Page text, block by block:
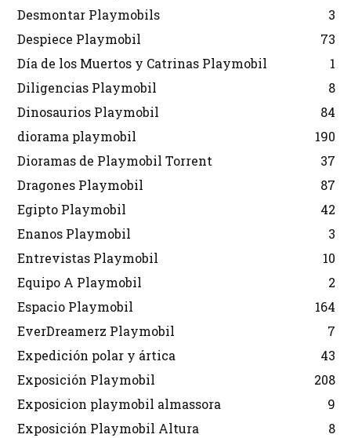
Desmontar Playmobils
3
Despiece Playmobil
73
Día de los Muertos y Catrinas Playmobil
1
Diligencias Playmobil
8
Dinosaurios Playmobil
84
diorama playmobil
190
Dioramas de Playmobil Torrent
37
Dragones Playmobil
87
Egipto Playmobil
42
Enanos Playmobil
3
Entrevistas Playmobil
10
Equipo A Playmobil
2
Espacio Playmobil
164
EverDreamerz Playmobil
7
Expedición polar y ártica
43
Exposición Playmobil
208
Exposicion playmobil almassora
9
Exposición Playmobil Altura
8